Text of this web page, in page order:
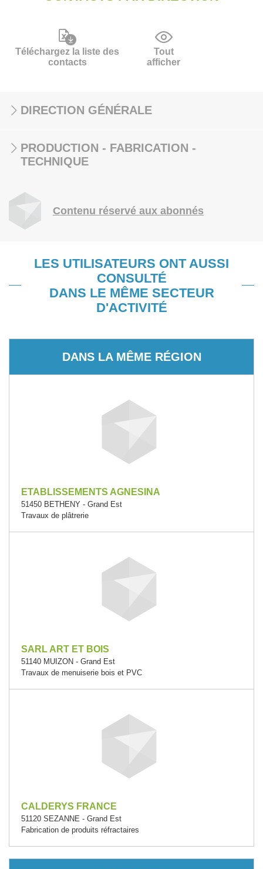
Téléchargez la liste des
contacts
Tout
afficher
DIRECTION GÉNÉRALE
PRODUCTION - FABRICATION -
TECHNIQUE
Contenu réservé aux abonnés
LES UTILISATEURS ONT AUSSI
CONSULTÉ
DANS LE MÊME SECTEUR
D'ACTIVITÉ
DANS LA MÊME RÉGION
ETABLISSEMENTS AGNESINA
51450 BETHENY - Grand Est
Travaux de plâtrerie
SARL ART ET BOIS
51140 MUIZON - Grand Est
Travaux de menuiserie bois et PVC
CALDERYS FRANCE
51120 SEZANNE - Grand Est
Fabrication de produits réfractaires